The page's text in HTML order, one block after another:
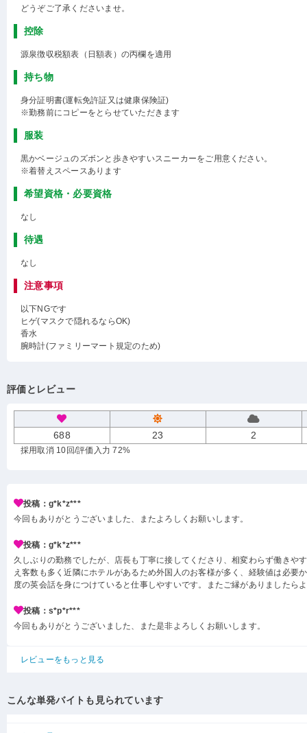
どうぞご了承くださいませ。
控除
源泉徴収税額表（日額表）の丙欄を適用
持ち物
身分証明書(運転免許証又は健康保険証)
※勤務前にコピーをとらせていただきます
服装
黒かベージュのズボンと歩きやすいスニーカーをご用意ください。
※着替えスペースあります
希望資格・必要資格
なし
待遇
なし
注意事項
以下NGです
ヒゲ(マスクで隠れるならOK)
香水
腕時計(ファミリーマート規定のため)
評価とレビュー
688 23 2
採用取消 10回/評価入力 72%
投稿：g*k*z***
今回もありがとうございました、またよろしくお願いします。
投稿：g*k*z***
久しぶりの勤務でしたが、店長も丁寧に接してくださり、相変わらず働きや
え客数も多く近隣にホテルがあるため外国人のお客様が多く、経験値は必要
度の英会話を身につけていると仕事しやすいです。またご縁がありましたら
投稿：s*p*r***
今回もありがとうございました、また是非よろしくお願いします。
レビューをもっと見る
こんな単発バイトも見られています